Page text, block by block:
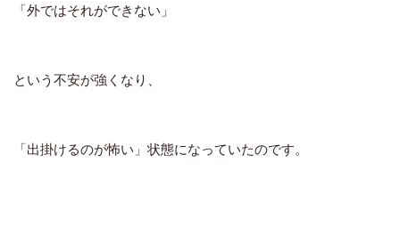
「外ではそれができない」
という不安が強くなり、
「出掛けるのが怖い」状態になっていたのです。